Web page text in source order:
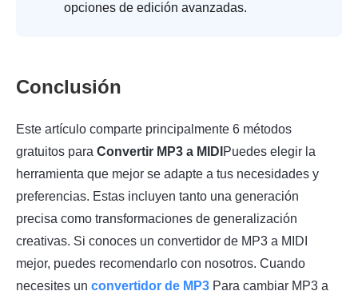
opciones de edición avanzadas.
Conclusión
Este artículo comparte principalmente 6 métodos
gratuitos para Convertir MP3 a MIDI Puedes elegir la
herramienta que mejor se adapte a tus necesidades y
preferencias. Estas incluyen tanto una generación
precisa como transformaciones de generalización
creativas. Si conoces un convertidor de MP3 a MIDI
mejor, puedes recomendarlo con nosotros. Cuando
necesites un convertidor de MP3 Para cambiar MP3 a